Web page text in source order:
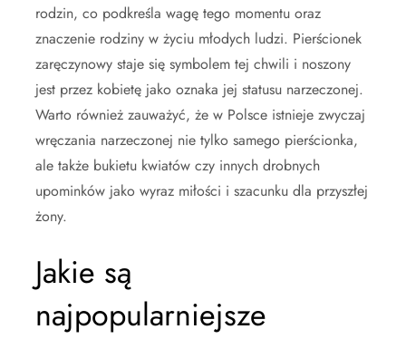
rodzin, co podkreśla wagę tego momentu oraz
znaczenie rodziny w życiu młodych ludzi. Pierścionek
zaręczynowy staje się symbolem tej chwili i noszony
jest przez kobietę jako oznaka jej statusu narzeczonej.
Warto również zauważyć, że w Polsce istnieje zwyczaj
wręczania narzeczonej nie tylko samego pierścionka,
ale także bukietu kwiatów czy innych drobnych
upominków jako wyraz miłości i szacunku dla przyszłej
żony.
Jakie są
najpopularniejsze